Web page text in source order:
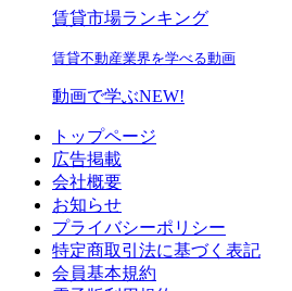
賃貸市場ランキング
賃貸不動産業界を学べる動画
動画で学ぶNEW!
トップページ
広告掲載
会社概要
お知らせ
プライバシーポリシー
特定商取引法に基づく表記
会員基本規約